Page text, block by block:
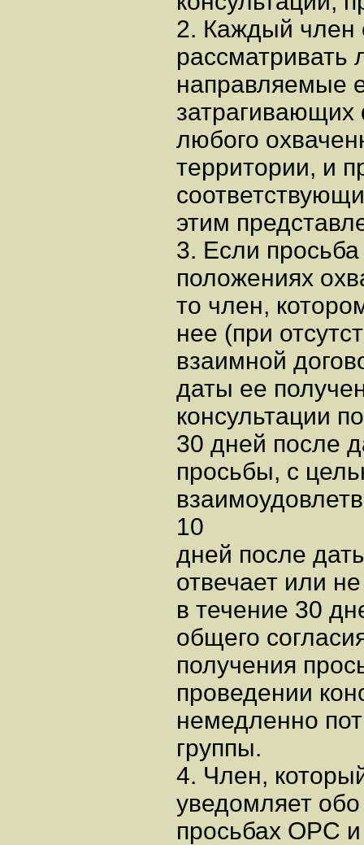
2. Каждый член
рассматривать
направляемые
любого
территории, и
этим
3. Если
положениях
то член,
нее (при
взаимной
даты ее
консультации
30 дней после
просьбы, с
10
дней после
отвечает или
в течение 30
общего
получения
проведении
немедленно
группы.
4. Член,
уведомляет обо
просьбах ОРС